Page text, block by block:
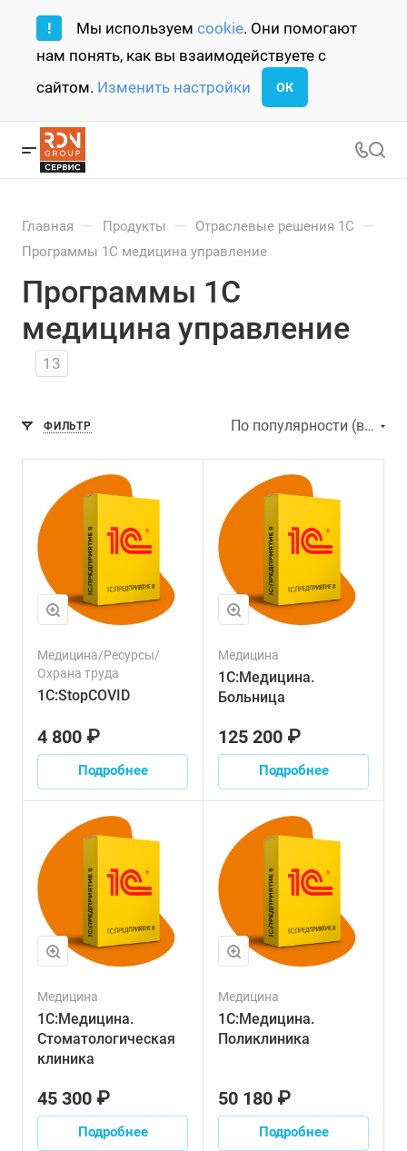
! Мы используем cookie. Они помогают
нам понять, как вы взаимодействуете с
сайтом. Изменить настройки ОК
Главная — Продукты — Отраслевые решения 1С —
Программы 1С медицина управление
Программы 1С
медицина управление
13
ФИЛЬТР По популярности (возрастание)
Медицина/Ресурсы/
Охрана труда
1С:StopCOVID
4 800 ₽
Подробнее
Медицина
1С:Медицина.
Больница
125 200 ₽
Подробнее
Медицина
1С:Медицина.
Стоматологическая
клиника
45 300 ₽
Подробнее
Медицина
1С:Медицина.
Поликлиника
50 180 ₽
Подробнее